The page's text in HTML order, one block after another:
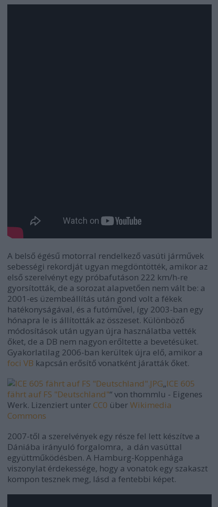
A belső égésű motorral rendelkező vasúti járművek
sebességi rekordját ugyan megdöntötték, amikor az
első szerelvényt egy próbafutáson 222 km/h-re
gyorsították, de a sorozat alapvetően nem vált be: a
2001-es üzembeállítás után gond volt a fékek
hatékonyságával, és a futóművel, így 2003-ban egy
hónapra le is állították az összeset. Különböző
módosítások után ugyan újra használatba vették
őket, de a DB nem nagyon erőltette a bevetésüket.
Gyakorlatilag 2006-ban kerültek újra elő, amikor a
foci VB kapcsán erősítő vonatként járatták őket.
„ICE 605
fährt auf FS "Deutschland"“ von thommlu - Eigenes
Werk. Lizenziert unter CC0 überWikimedia
Commons
2007-től a szerelvények egy része fel lett készítve a
Dániába irányuló forgalomra, a dán vasúttal
együttműködésben. A Hamburg-Koppenhága
viszonylat érdekessége, hogy a vonatok egy szakaszt
kompon tesznek meg, lásd a fentebbi képet.